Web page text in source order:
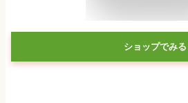
ショップでみる